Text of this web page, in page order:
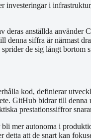
i
anställda använder
denna siffra är närmast
de sig långt bortom
kod, definierar
GitHub bidrar till
prestationssiffror
mer autonoma i
att de snart kan